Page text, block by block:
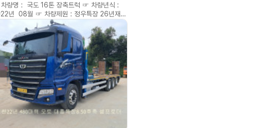
량명 : 국도 16톤 장축트럭 ☞ 차량년식 :
년 08월 ☞ 차량제원 : 정우특장 26년재작
타 후축 ☞ 주행거리 : 46만키로 ☞ 옵션 :
센 22년 320마력 46만키로 정우특장 26년 적
타 후축 축간 4.90 셀프로더 ^^ ☞ 차량가격 :
만 ◈ 구입자금(운영자금) 저금리캐피탈
도 가능합니다 ◈ 연락주시면 성심.성의것
담해드립니다 ◈ 필요한차량 용도예맞는차량
렴하게 구해드립니다. ◈ 미처올리지
한차량도 여러대있으니 연락주세요. ◈ 신뢰와
실.정직으로 최선을 다하겠습니다 **
탁차량은 소정의 소개비 별도 있습니다 ** ▷▶
신중고특장차 대표 공공식 ▷▶ 홈페이지 :